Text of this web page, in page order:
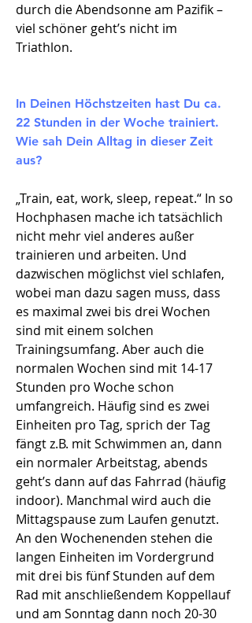
durch die Abendsonne am Pazifik –
viel schöner geht’s nicht im
Triathlon.
In Deinen Höchstzeiten hast Du ca.
22 Stunden in der Woche trainiert.
Wie sah Dein Alltag in dieser Zeit
aus?​
„Train, eat, work, sleep, repeat.“ In so
Hochphasen mache ich tatsächlich
nicht mehr viel anderes außer
trainieren und arbeiten. Und
dazwischen möglichst viel schlafen,
wobei man dazu sagen muss, dass
es maximal zwei bis drei Wochen
sind mit einem solchen
Trainingsumfang. Aber auch die
normalen Wochen sind mit 14-17
Stunden pro Woche schon
umfangreich. Häufig sind es zwei
Einheiten pro Tag, sprich der Tag
fängt z.B. mit Schwimmen an, dann
ein normaler Arbeitstag, abends
geht’s dann auf das Fahrrad (häufig
indoor). Manchmal wird auch die
Mittagspause zum Laufen genutzt.
An den Wochenenden stehen die
langen Einheiten im Vordergrund
mit drei bis fünf Stunden auf dem
Rad mit anschließendem Koppellauf
und am Sonntag dann noch 20-30